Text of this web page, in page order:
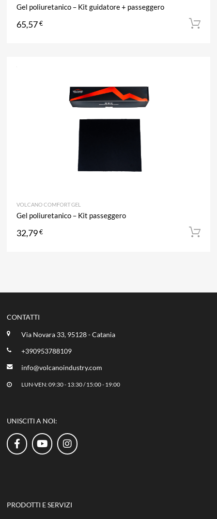
Gel poliuretanico – Kit guidatore + passeggero
65,57€
VOLCANO COMFORT GEL
Gel poliuretanico – Kit passeggero
32,79€
CONTATTI
Via Novara 33, 95128 - Catania
+390953788109
info@volcanoindustry.com
LUN-VEN: 09:30 - 13:30 / 15:00 - 19:00
UNISCITI A NOI:
PRODOTTI E SERVIZI